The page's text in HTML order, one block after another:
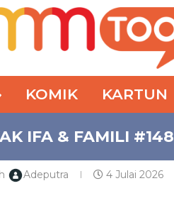
KOMIK KARTUN
IFA & FAMILI #148
Adeputra 4 Julai 2026